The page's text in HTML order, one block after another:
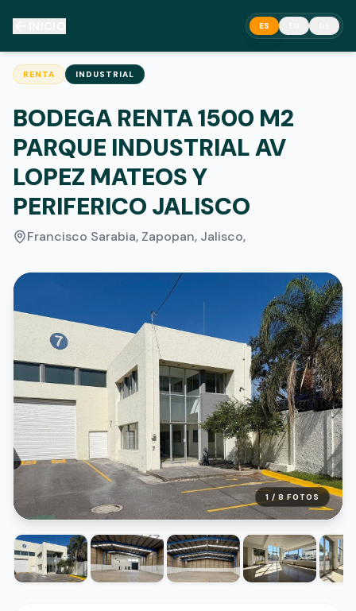
ES
RENTA INDUSTRIAL
BODEGA RENTA 1500 M2
PARQUE INDUSTRIAL AV
LOPEZ MATEOS Y
PERIFERICO JALISCO
Francisco Sarabia, Zapopan, Jalisco,
1 / 8 FOTOS